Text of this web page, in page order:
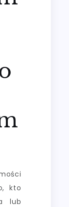
kto
lub